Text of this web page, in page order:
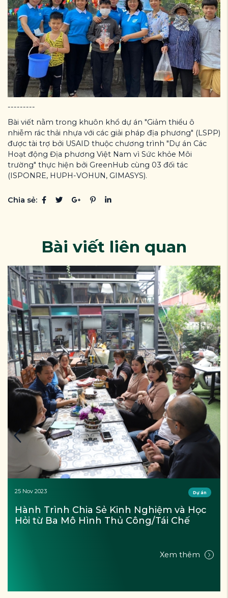
---------
Bài viết nằm trong khuôn khổ dự án "Giảm thiểu ô
nhiễm rác thải nhựa với các giải pháp địa phương" (LSPP)
được tài trợ bởi USAID thuộc chương trình "Dự án Các
Hoạt động Địa phương Việt Nam vì Sức khỏe Môi
trường" thực hiện bởi GreenHub cùng 03 đối tác
(ISPONRE, HUPH-VOHUN, GIMASYS).
Chia sẻ:
Bài viết liên quan
25 Nov 2023 Dự án
Hành Trình Chia Sẻ Kinh Nghiệm và Học
Hỏi từ Ba Mô Hình Thủ Công/Tái Chế
Xem thêm